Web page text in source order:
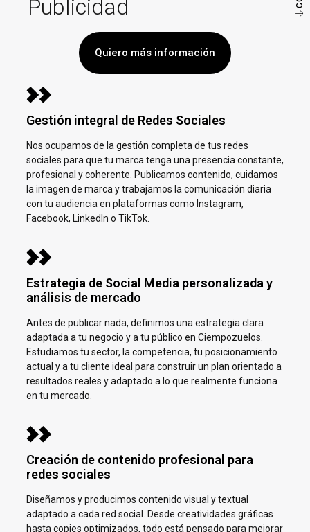
Publicidad
Quiero más información
Gestión integral de Redes Sociales
Nos ocupamos de la gestión completa de tus redes
sociales para que tu marca tenga una presencia constante,
profesional y coherente. Publicamos contenido, cuidamos
la imagen de marca y trabajamos la comunicación diaria
con tu audiencia en plataformas como Instagram,
Facebook, LinkedIn o TikTok.
Estrategia de Social Media personalizada y
análisis de mercado
Antes de publicar nada, definimos una estrategia clara
adaptada a tu negocio y a tu público en Ciempozuelos.
Estudiamos tu sector, la competencia, tu posicionamiento
actual y a tu cliente ideal para construir un plan orientado a
resultados reales y adaptado a lo que realmente funciona
en tu mercado.
Creación de contenido profesional para
redes sociales
Diseñamos y producimos contenido visual y textual
adaptado a cada red social. Desde creatividades gráficas
hasta copies optimizados, todo está pensado para mejorar